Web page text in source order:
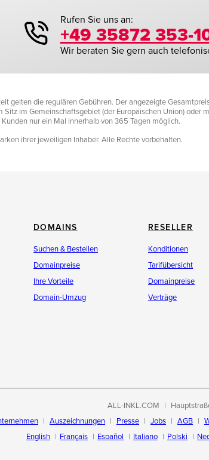
Rufen Sie uns an:
+49 35872 353-
Wir beraten Sie gern auch
gelten die regulären Gebühren. Der angezeigte
im Gemeinschaftsgebiet (der Europäischen Union)
nur ein Mal innerhalb von 365 Tagen möglich.
ihrer jeweiligen Inhaber. Alle Rechte vorbehalten.
DOMAINS
Suchen & Bestellen
Domainpreise
Ihre Vorteile
Domain-Umzug
RESELLER
Konditionen
Tarifübersicht
Domainpreise
Verträge
ALL-INKL.COM
Auszeichnungen Presse Jobs AGB
English
Français Español Italiano Polski